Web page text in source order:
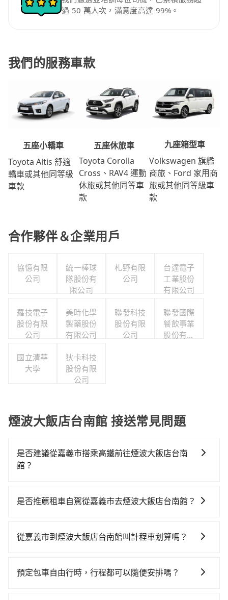
過 50 萬人次，滿意度高達 99%。
我們的服務車款
五座小轎車
Toyota Altis 舒適
轎車或其他同等級
車款
五座休旅車
Toyota Corolla
Cross、RAV4 運動
休旅或其他同等車
款
九座箱型車
Volkswagen 旗艦
商旅、Ford 家用商
旅或其他同等級車
款
合作夥伴＆企業用戶
協憶有限
公司
統一棒球
隊股份有
限公司
札野有限
公司
台達電子
工業股份
有限公司
羅技電子
股份有限
公司
美時化學
製藥股份
有限公司
聯發科技
股份有限
公司
聯發國際
餐飲事業
股份有限
國立清華
大學
狄卡科技
股份有限
公司
煙波大飯店台南館 接送常見問題
是否建議從嘉義市搭乘高鐵前往煙波大飯店台南
館？
較貴、費時、轉車麻煩！嘉義-台南雖然一天最多時有60
靠近的嘉義高鐵站，叫一輛計程車花費約400元、車程約
的高鐵從嘉義站前往台南高鐵站，每人票價280元，再用
是否推薦租車自駕從嘉義市去煙波大飯店台南館？
時不需要閉目養神（因為要自己開車），最重要的是你
$115~205承租小轎車，每公里再額外加收$3.2，從嘉義
從嘉義市到煙波大飯店台南館叫計程車划算嗎？
灣大車隊，如果在路邊攔不到車，也可考慮打電話至附
預定包車自由行時，行程都可以隨便安排嗎？